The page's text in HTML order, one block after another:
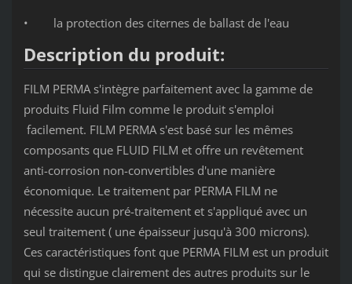
• la protection des citernes de ballast de l'eau
Description du produit:
FILM PERMA s'intègre parfaitement avec la gamme de
produits Fluid Film comme le produit s'emploi
facilement. FILM PERMA s'est basé sur les mêmes
composants que FLUID FILM et offre un revêtement
anti-corrosion non-convertibles d'une manière
économique. Le traitement par PERMA FILM ne
nécessite aucun pré-traitement et s'appliqué avec un
seul traitement ( une épaisseur jusqu'à 300 microns).
Ces caractéristiques font que PERMA FILM est un produit
qui se distingue clairement des autres produits sur le